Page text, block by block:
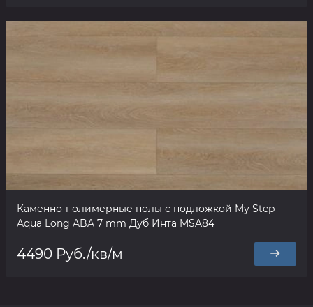
Каменно-полимерные полы с подложкой My Step
Aqua Long ABA 7 mm Дуб Инта MSA84
4490 Руб./кв/м